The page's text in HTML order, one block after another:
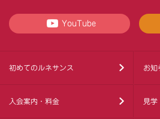
YouTube
初めてのルネサンス お知
入会案内・料金 見学